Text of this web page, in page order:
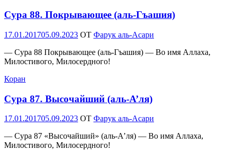
Сура 88. Покрывающее (аль-Гъашия)
Опубликовано
17.01.201705.09.2023 OT Фарук аль-Асари
— Сура 88 Покрывающее (аль-Гъашия) — Во имя Аллаха,
Милостивого, Милосердного!
Коран
Сура 87. Высочайший (аль-А’ля)
Опубликовано
17.01.201705.09.2023 OT Фарук аль-Асари
— Сура 87 «Высочайший» (аль-А’ля) — Во имя Аллаха,
Милостивого, Милосердного!